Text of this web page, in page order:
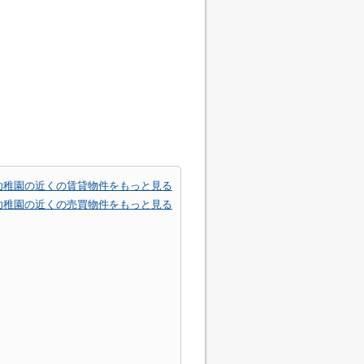
稚園の近くの賃貸物件をもっと見る
稚園の近くの売買物件をもっと見る